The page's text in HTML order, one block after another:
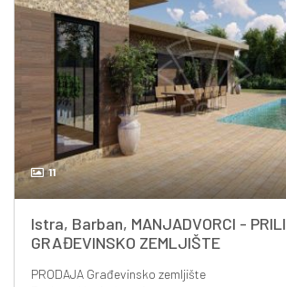
11
Istra, Barban, MANJADVORCI -
GRAĐEVINSKO ZEMLJIŠTE
PRODAJAGrađevinsko zemljište